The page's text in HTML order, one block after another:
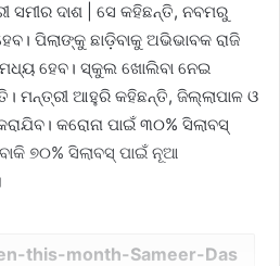
ସମୀର ଦାଶ | ସେ କହିଛନ୍ତି, ନବମରୁ
ପିଲାଙ୍କୁ ଛାଡ଼ିବାକୁ ଅଭିଭାବକ ରାଜି
ହେବ। ସ୍କୁଲ ଖୋଲିବା ନେଇ
ମନ୍ତ୍ରୀ ଆହୁରି କହିଛନ୍ତି, ଜିଲ୍ଲାପାଳ ଓ
କରୋନା ପାଇଁ ୩୦% ସିଲାବସ୍
୭୦% ସିଲାବସ୍ ପାଇଁ ନୂଆ
this-month-Sameer-Das